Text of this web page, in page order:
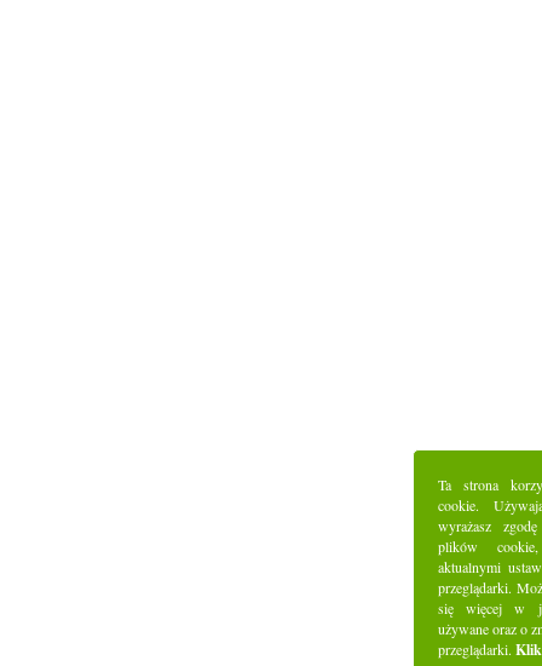
Ta strona
cookie.
wyrażasz
plików
aktualnymi
przeglądarki.
się więcej w
używane oraz o
przeglądarki.